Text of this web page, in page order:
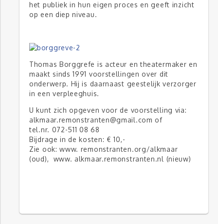
het publiek in hun eigen proces en geeft inzicht
op een diep niveau.
Thomas Borggrefe is acteur en theatermaker en
maakt sinds 1991 voorstellingen over dit
onderwerp. Hij is daarnaast geestelijk verzorger
in een verpleeghuis.
U kunt zich opgeven voor de voorstelling via:
alkmaar.remonstranten@gmail.com of
tel.nr. 072-511 08 68
Bijdrage in de kosten: € 10,-
Zie ook: www. remonstranten.org/alkmaar
(oud), www. alkmaar.remonstranten.nl (nieuw)